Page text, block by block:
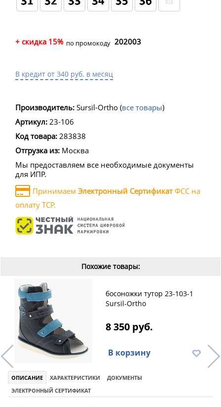
+ скидка 15% по промокоду 202003
В кредит от 340 руб. в месяц
Производитель: Sursil-Ortho (все товары)
Артикул: 23-106
Код товара: 283838
Отгрузка из: Москва
Мы предоставляем все необходимые документы
для ИПР.
Принимаем Электронный СертификатФСС на
оплату ТСР.
Похожие товары:
босоножки тутор 23-103-1
Sursil-Ortho
8 350 руб.
В корзину
ОПИСАНИЕ ХАРАКТЕРИСТИКИ
ДОКУМЕНТЫ
ЭЛЕКТРОННЫЙ СЕРТИФИКАТ